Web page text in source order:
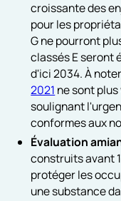
croissante des
pour les
G ne pourront
classés E seront
d'ici 2034. À
2021 ne sont
soulignant
conformes aux
Évaluation
construits avant
protéger les
une substance